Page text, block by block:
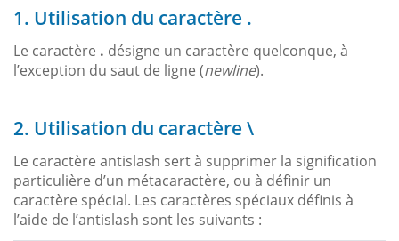
1. Utilisation du caractère .
Le caractère . désigne un caractère quelconque, à
l’exception du saut de ligne (newline).
2. Utilisation du caractère \
Le caractère antislash sert à supprimer la signification
particulière d’un métacaractère, ou à définir un
caractère spécial. Les caractères spéciaux définis à
l’aide de l’antislash sont les suivants :